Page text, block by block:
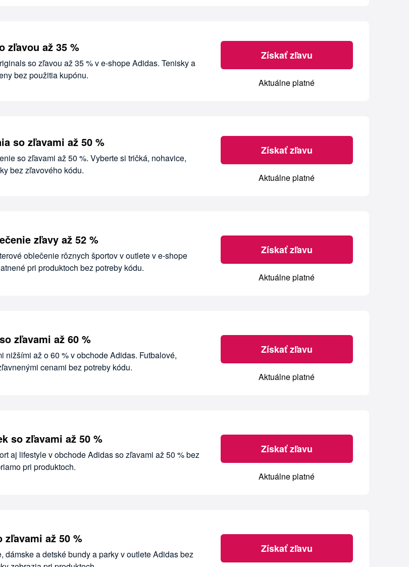
zľavou až 35 %
so zľavou až 35 % v e-shope Adidas. Tenisky a
bez použitia kupónu.
Získať zľavu
Aktuálne platné
so zľavami až 50 %
so zľavami až 50 %. Vyberte si tričká, nohavice,
bez zľavového kódu.
Získať zľavu
Aktuálne platné
zľavy až 52 %
oblečenie rôznych športov v outlete v e-shope
pri produktoch bez potreby kódu.
Získať zľavu
Aktuálne platné
zľavami až 60 %
nižšími až o 60 % v obchode Adidas. Futbalové,
cenami bez potreby kódu.
Získať zľavu
Aktuálne platné
so zľavami až 50 %
aj lifestyle v obchode Adidas so zľavami až 50 % bez
pri produktoch.
Získať zľavu
Aktuálne platné
až 50 %
dámske a detské bundy a parky v outlete Adidas bez
Získať zľavu